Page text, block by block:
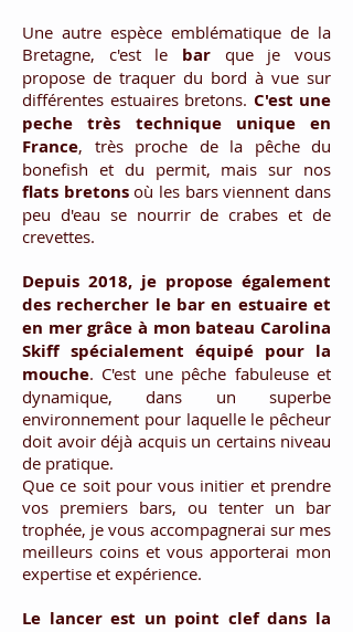
Une autre espèce emblématique de la
Bretagne, c'est le bar que je vous
propose de traquer du bord à vue sur
différentes estuaires bretons. C'est une
peche très technique unique en
France, très proche de la pêche du
bonefish et du permit, mais sur nos
flats bretonsoù les bars viennent dans
peu d'eau se nourrir de crabes et de
crevettes.
Depuis 2018, je propose également
des rechercher le bar en estuaire et
en mer grâce à mon bateau Carolina
Skiff spécialement équipé pour la
mouche. C'est une pêche fabuleuse et
dynamique, dans un superbe
environnement pour laquelle le pêcheur
doit avoir déjà acquis un certains niveau
de pratique.
Que ce soit pour vous initier et prendre
vos premiers bars, ou tenter un bar
trophée, je vous accompagnerai sur mes
meilleurs coins et vous apporterai mon
expertise et expérience.
Le lancer est un point clef dans la